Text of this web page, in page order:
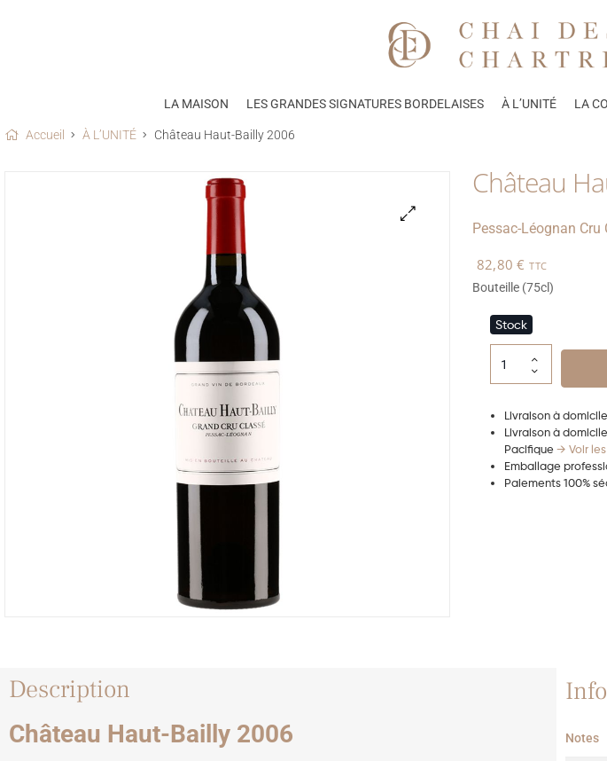
LA MAISON LES GRANDES SIGNATURES BORDELAISES À L’UNITÉ LA
Accueil À L’UNITÉ Château Haut-Bailly 2006
Château
Pessac-Léognan Cru
82,80€ TTC
Bouteille (75cl)
Stock
Livraison à
Livraison à
Pacifique → Voir
Emballage
Paiements 100%
Description
Château Haut-Bailly 2006 Notes